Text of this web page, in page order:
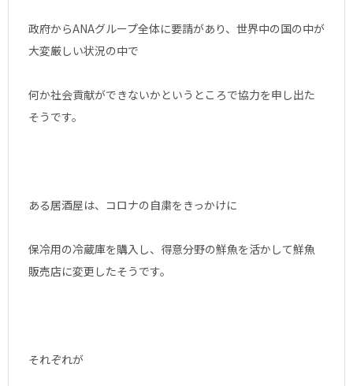
政府からANAグループ全体に要請があり、世界中の国の中が
大変厳しい状況の中で
何か社会貢献ができないかというところで協力を申し出た
そうです。
ある居酒屋は、コロナの自粛をきっかけに
保冷用の冷蔵庫を購入し、得意分野の鮮魚を活かして鮮魚
販売店に変更したそうです。
それぞれが